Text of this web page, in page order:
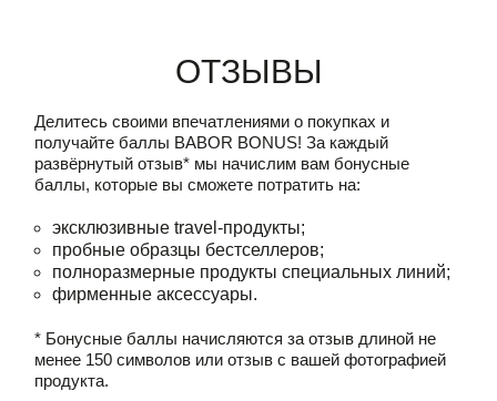
Отзывы
Делитесь своими впечатлениями о покупках и
получайте баллы BABOR BONUS! За каждый
развёрнутый отзыв* мы начислим вам бонусные
баллы, которые вы сможете потратить на:
эксклюзивные travel-продукты;
пробные образцы бестселлеров;
полноразмерные продукты специальных линий;
фирменные аксессуары.
* Бонусные баллы начисляются за отзыв длиной не
менее 150 символов или отзыв с вашей фотографией
продукта.